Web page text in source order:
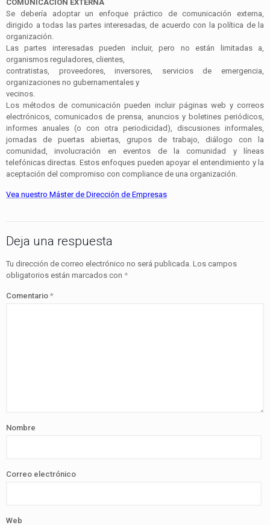
COMUNICACIÓN EXTERNA
Se debería adoptar un enfoque práctico de comunicación externa,
dirigido a todas las partes interesadas, de acuerdo con la política de la
organización.
Las partes interesadas pueden incluir, pero no están limitadas a,
organismos reguladores, clientes,
contratistas, proveedores, inversores, servicios de emergencia,
organizaciones no gubernamentales y
vecinos.
Los métodos de comunicación pueden incluir páginas web y correos
electrónicos, comunicados de prensa, anuncios y boletines periódicos,
informes anuales (o con otra periodicidad), discusiones informales,
jornadas de puertas abiertas, grupos de trabajo, diálogo con la
comunidad, involucración en eventos de la comunidad y líneas
telefónicas directas. Estos enfoques pueden apoyar el entendimiento y la
aceptación del compromiso con compliance de una organización.
Vea nuestro Máster de Dirección de Empresas
Deja una respuesta
Tu dirección de correo electrónico no será publicada. Los campos
obligatorios están marcados con *
Comentario *
Nombre
Correo electrónico
Web